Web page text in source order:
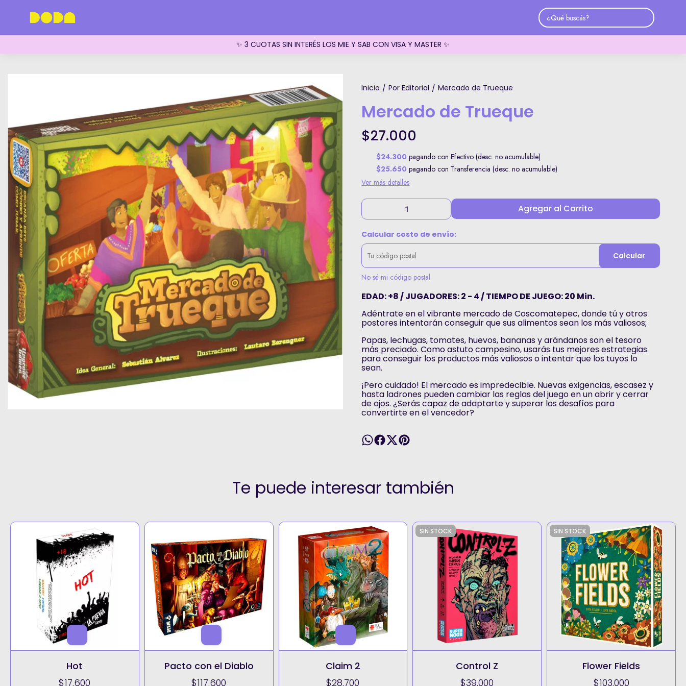
✨ 3 CUOTAS SIN INTERÉS LOS MIE Y SAB CON VISA Y MASTER ✨
Inicio / Por Editorial / Mercado de Trueque
Mercado de Trueque
$27.000
$24.300 pagando con Efectivo (desc. no acumulable)
$25.650 pagando con Transferencia (desc. no acumulable)
Ver más detalles
Agregar al Carrito
Calcular costo de envío:
Calcular
No sé mi código postal
EDAD: +8 / JUGADORES: 2 - 4 / TIEMPO DE JUEGO: 20 Min.
Adéntrate en el vibrante mercado de Coscomatepec, donde tú y otros
postores intentarán conseguir que sus alimentos sean los más valiosos;
Papas, lechugas, tomates, huevos, bananas y arándanos son el tesoro
más preciado. Como astuto campesino, usarás tus mejores estrategias
para conseguir los productos más valiosos o intentar que los tuyos lo
sean.
¡Pero cuidado! El mercado es impredecible. Nuevas exigencias, escasez y
hasta ladrones pueden cambiar las reglas del juego en un abrir y cerrar
de ojos. ¿Serás capaz de adaptarte y superar los desafíos para
convertirte en el vencedor?
Te puede interesar también
Hot
$17.600
Pacto con el Diablo
$117.600
Claim 2
$28.700
SIN STOCK
Control Z
$39.000
SIN STOCK
Flower Fields
$103.000